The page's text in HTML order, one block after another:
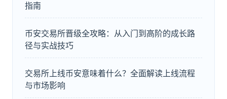
指南
币安交易所晋级全攻略：从入门到高阶的成长路
径与实战技巧
交易所上线币安意味着什么？全面解读上线流程
与市场影响